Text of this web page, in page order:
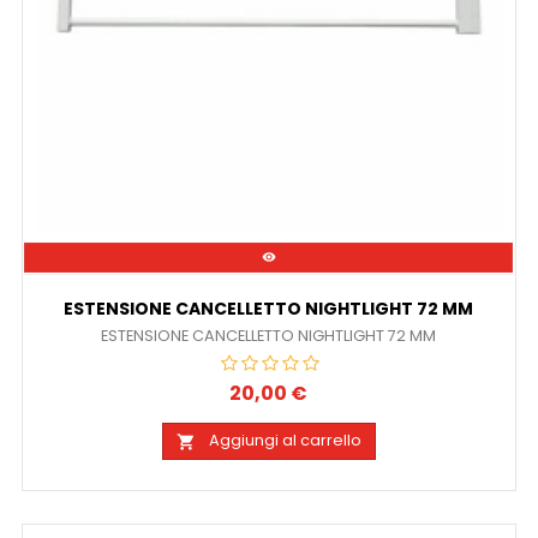

ESTENSIONE CANCELLETTO NIGHTLIGHT 72 MM
ESTENSIONE CANCELLETTO NIGHTLIGHT 72 MM
Prezzo
20,00 €
 Aggiungi al carrello